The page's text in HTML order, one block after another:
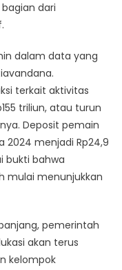
dari
dalam data yang
terkait aktivitas
triliun, atau turun
Deposit pemain
2024 menjadi Rp24,9
bukti bahwa
mulai menunjukkan
pemerintah
akan terus
kelompok